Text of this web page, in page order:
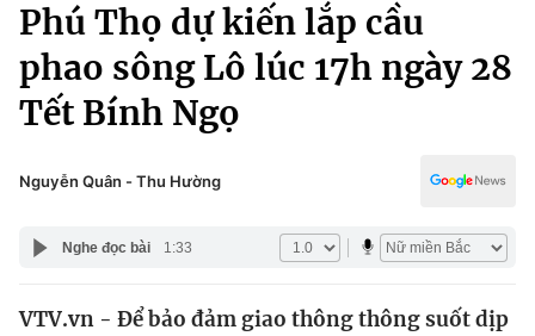
Chuyên mục
Chính trị
Pháp luật
Thể thao
Truyền hình
Văn hóa - Giải trí
Giáo dục
Phú Thọ dự kiến lắp cầu
phao sông Lô lúc 17h ngày 28
Tết Bính Ngọ
Nguyễn Quân - Thu Hường
Nghe đọc bài 1:33
VTV.vn - Để bảo đảm giao thông thông suốt dịp